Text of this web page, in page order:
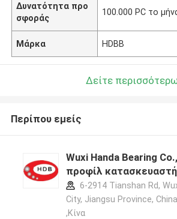
Δυνατότητα προ
σφοράς
100.000 PC το
Μάρκα HDBB
Δείτε
Περίπου εμείς
Wuxi Handa Bearing
προφίλ κατασκευαστή
6-2914 Tianshan Rd,
City, Jiangsu Province, China
,Κίνα